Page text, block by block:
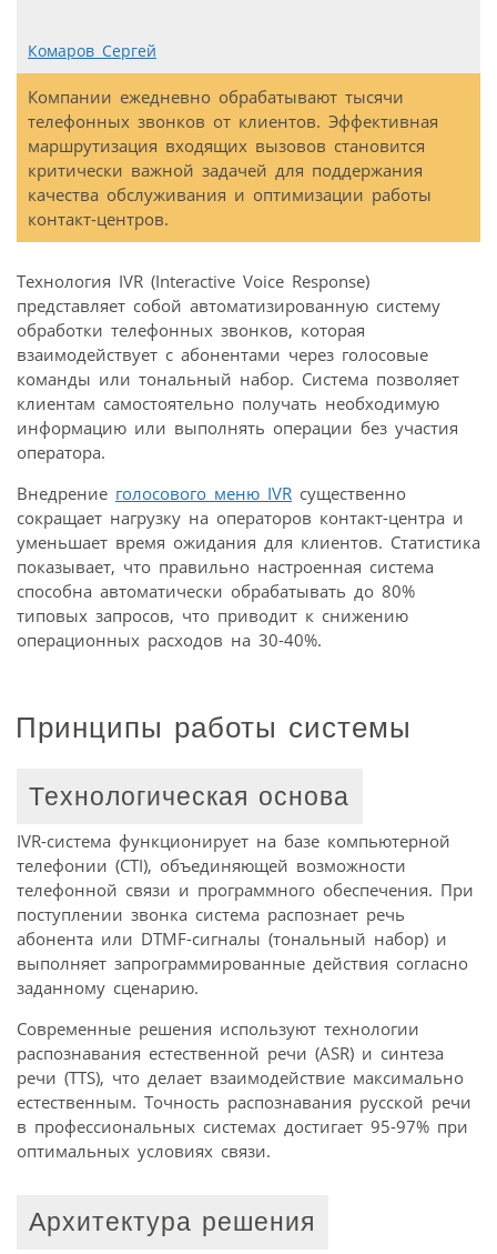
Комаров Сергей
Компании ежедневно обрабатывают тысячи
телефонных звонков от клиентов. Эффективная
маршрутизация входящих вызовов становится
критически важной задачей для поддержания
качества обслуживания и оптимизации работы
контакт-центров.
Технология IVR (Interactive Voice Response)
представляет собой автоматизированную систему
обработки телефонных звонков, которая
взаимодействует с абонентами через голосовые
команды или тональный набор. Система позволяет
клиентам самостоятельно получать необходимую
информацию или выполнять операции без участия
оператора.
Внедрение голосового меню IVR существенно
сокращает нагрузку на операторов контакт-центра и
уменьшает время ожидания для клиентов. Статистика
показывает, что правильно настроенная система
способна автоматически обрабатывать до 80%
типовых запросов, что приводит к снижению
операционных расходов на 30-40%.
Принципы работы системы
Технологическая основа
IVR-система функционирует на базе компьютерной
телефонии (CTI), объединяющей возможности
телефонной связи и программного обеспечения. При
поступлении звонка система распознает речь
абонента или DTMF-сигналы (тональный набор) и
выполняет запрограммированные действия согласно
заданному сценарию.
Современные решения используют технологии
распознавания естественной речи (ASR) и синтеза
речи (TTS), что делает взаимодействие максимально
естественным. Точность распознавания русской речи
в профессиональных системах достигает 95-97% при
оптимальных условиях связи.
Архитектура решения